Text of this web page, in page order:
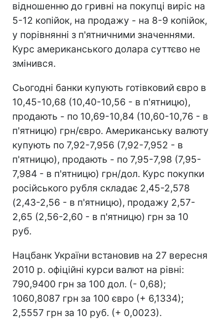
відношенню до гривні на покупці виріс на
5-12 копійок, на продажу - на 8-9 копійок,
у порівнянні з п'ятничними значеннями.
Курс американського долара суттєво не
змінився.
Сьогодні банки купують готівковий євро в
10,45-10,68 (10,40-10,56 - в п'ятницю),
продають - по 10,69-10,84 (10,60-10,76 - в
п'ятницю) грн/євро. Американську валюту
купують по 7,92-7,956 (7,92-7,952 - в
п'ятницю), продають - по 7,95-7,98 (7,95-
7,984 - в п'ятницю) грн/дол. Курс покупки
російського рубля складає 2,45-2,578
(2,43-2,56 - в п'ятницю), продажу 2,57-
2,65 (2,56-2,60 - в п'ятницю) грн за 10
руб.
Нацбанк України встановив на 27 вересня
2010 р. офіційні курси валют на рівні:
790,9400 грн за 100 дол. (- 0,68);
1060,8087 грн за 100 євро (+ 6,1334);
2,5557 грн за 10 руб. (+ 0,0023).